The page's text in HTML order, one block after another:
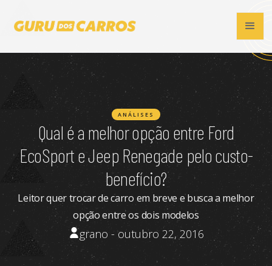
ANÁLISES
Qual é a melhor opção entre Ford
EcoSport e Jeep Renegade pelo custo-
benefício?
Leitor quer trocar de carro em breve e busca a melhor
opção entre os dois modelos
grano - outubro 22, 2016